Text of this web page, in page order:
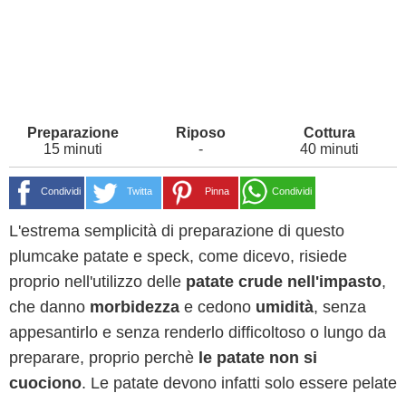
15 minuti - 40 minuti
Condividi Twitta Pinna Condividi
L'estrema semplicità di preparazione di questo
plumcake patate e speck, come dicevo, risiede
proprio nell'utilizzo delle patate crude nell'impasto,
che danno morbidezza e cedono umidità, senza
appesantirlo e senza renderlo difficoltoso o lungo da
preparare, proprio perchè le patate non si
cuociono. Le patate devono infatti solo essere pelate